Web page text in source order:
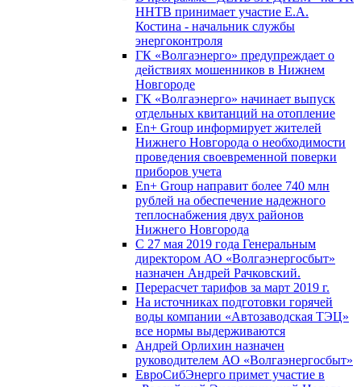
ННТВ принимает участие Е.А.
Костина - начальник службы
энергоконтроля
ГК «Волгаэнерго» предупреждает о
действиях мошенников в Нижнем
Новгороде
ГК «Волгаэнерго» начинает выпуск
отдельных квитанций на отопление
En+ Group информирует жителей
Нижнего Новгорода о необходимости
проведения своевременной поверки
приборов учета
En+ Group направит более 740 млн
рублей на обеспечение надежного
теплоснабжения двух районов
Нижнего Новгорода
С 27 мая 2019 года Генеральным
директором АО «Волгаэнергосбыт»
назначен Андрей Рачковский.
Перерасчет тарифов за март 2019 г.
На источниках подготовки горячей
воды компании «Автозаводская ТЭЦ»
все нормы выдерживаются
Андрей Орлихин назначен
руководителем АО «Волгаэнергосбыт»
ЕвроСибЭнерго примет участие в